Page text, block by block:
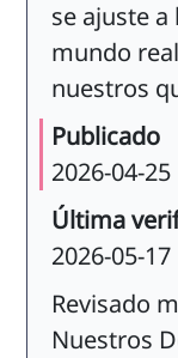
se ajuste
mundo
nuestros
Publicado
2026-04-25
Última
2026-05-17
Revisado
Nuestros